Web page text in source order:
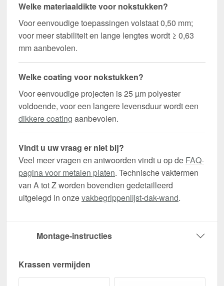
Welke materiaaldikte voor nokstukken?
Voor eenvoudige toepassingen volstaat 0,50 mm;
voor meer stabiliteit en lange lengtes wordt ≥ 0,63
mm aanbevolen.
Welke coating voor nokstukken?
Voor eenvoudige projecten is 25 µm polyester
voldoende, voor een langere levensduur wordt een
dikkere coating aanbevolen.
Vindt u uw vraag er niet bij?
Veel meer vragen en antwoorden vindt u op de FAQ-
pagina voor metalen platen. Technische vaktermen
van A tot Z worden bovendien gedetailleerd
uitgelegd in onzevakbegrippenlijst-dak-wand.
Montage-instructies
Krassen vermijden